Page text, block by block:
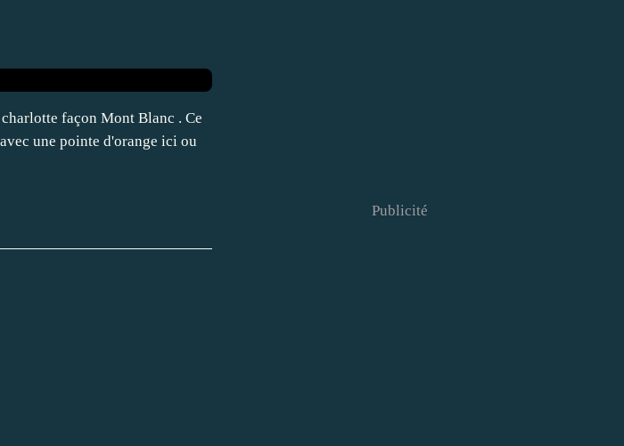
façon Mont Blanc . Ce
une pointe d'orange ici ou
Publicité